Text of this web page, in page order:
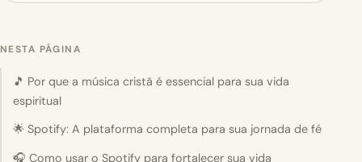
NESTA PÁGINA
🎵 Por que a música cristã é essencial para sua vida
espiritual
🌟 Spotify: A plataforma completa para sua jornada de fé
🎧 Como usar o Spotify para fortalecer sua vida